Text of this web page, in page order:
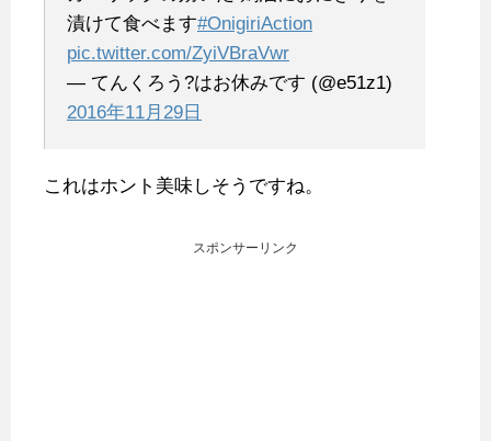
漬けて食べます#OnigiriAction
pic.twitter.com/ZyiVBraVwr
— てんくろう?はお休みです (@e51z1)
2016年11月29日
これはホント美味しそうですね。
スポンサーリンク